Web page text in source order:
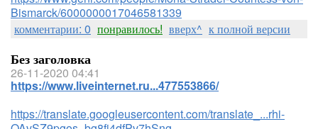
Bismarck/6000000017046581339
комментарии: 0 понравилось! вверх^ к полной версии
Без заголовка
26-11-2020 04:41
https://www.liveinternet.ru...477553866/
https://translate.googleusercontent.com/translate_...rhi-